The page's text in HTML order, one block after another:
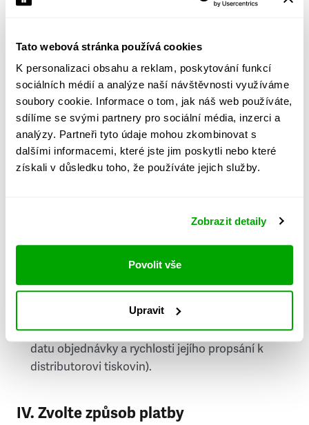
Tato webová stránka používá cookies
K personalizaci obsahu a reklam, poskytování funkcí
sociálních médií a analýze naší návštěvnosti využíváme
soubory cookie. Informace o tom, jak náš web používáte,
sdílíme se svými partnery pro sociální média, inzerci a
analýzy. Partneři tyto údaje mohou zkombinovat s
dalšími informacemi, které jste jim poskytli nebo které
získali v důsledku toho, že používáte jejich služby.
Zobrazit detaily
Povolit vše
Upravit
Město
PSČ
Stát
doručování týdeníku Respekt v tištěné verzi, na
první vydání ve vaší schránce se můžete těšit
příští, nejpozději přespříští týden (v závislosti na
datu objednávky a rychlosti jejího propsání k
distributorovi tiskovin).
IV. Zvolte způsob platby